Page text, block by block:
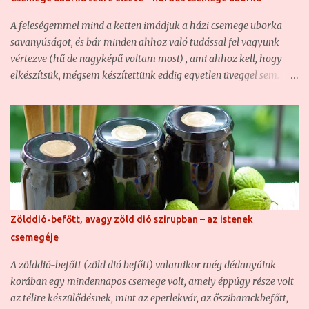
jól tudja, hogy én ennél ínyencebb vagyok. Szeretem a finom
ízeket, az illatos fűszereket, és a különleges, de ugyanakkor jól
eltalált recepteket. Hajlandó vagyok kísérletezni is, így sokszor
itt-o...
A feleségemmel mind a ketten imádjuk a házi csemege uborka
savanyúságot, és bár minden ahhoz való tudással fel vagyunk
vértezve (hű de nagyképű voltam most) , ami ahhoz kell, hogy
elkészítsük, mégsem készítettünk eddig egyetlen üveggel sem.
piacokon pedig 4-7 centis uborkákat beszerezni szinte lehetetlen,
mert a termelő egyszerűen nem szedi le, amíg ilyen pici, csak ha
nagyüzemi leadásra szánják. A piacon inkább a kovászolni való
nagyobbacska méret a jellemző, de az meg már túl "öreg"
csemege uborka savanyúságnak. Ezért ezt kénytelenek voltunk
eddig mindig készen venni. Idén azonban szerencsénk volt, mert
az anyósomék hoztak nekünk majdnem 22 kiló 4-7 centis
csemege uborkát, ami ugyan kovászolni egyáltalán nem jó, de
ahhoz, hogy házi csemege uborka savanyúságot készítsünk
belőle a téli hónapokra, kiváló. Ezért elhatároztuk, hogy 2 kg
kivételével (ezeket frissen történő elfogyasztásra szántuk) az
egészből h...
Zölddió-befőtt, avagy zöld dió szirupban – az istenek
csemegéje
A zölddió-befőtt (zöld dió befőtt) valamikor még dédanyáink
korában egy mindennapos csemege volt, amely éppúgy része volt
az télire készülődésnek, mint az eperlekvár, az őszibarackbefőtt,